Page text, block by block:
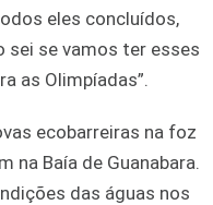
eles concluídos,
sei se vamos ter esses
as Olimpíadas”.
ecobarreiras na foz
na Baía de Guanabara.
das águas nos